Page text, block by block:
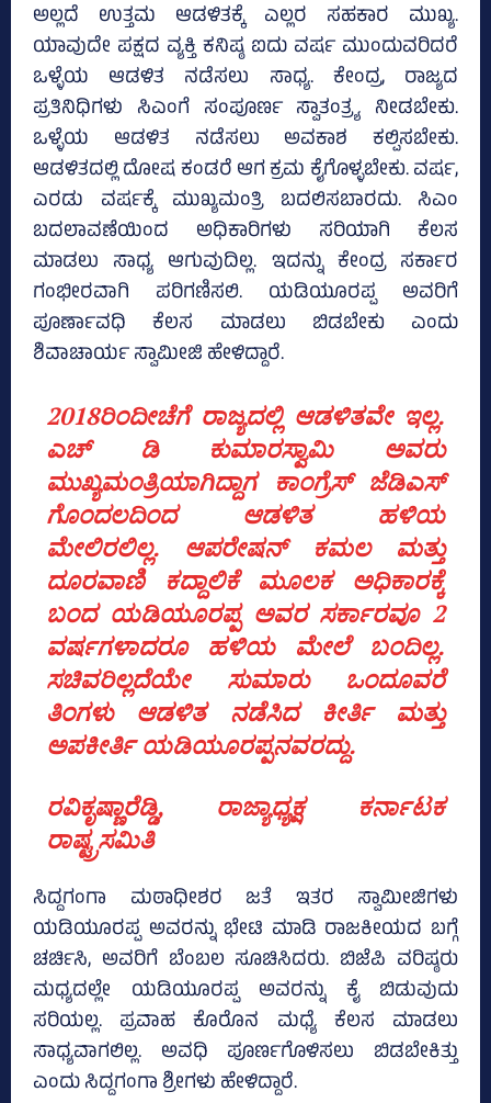
ಅಲ್ಲದೆ ಉತ್ತಮ ಆಡಳಿತಕ್ಕೆ ಎಲ್ಲರ ಸಹಕಾರ ಮುಖ್ಯ.
ಯಾವುದೇ ಪಕ್ಷದ ವ್ಯಕ್ತಿ ಕನಿಷ್ಠ‌ ಐದು ವರ್ಷ ಮುಂದುವರಿದರೆ
ಒಳ್ಳೆಯ ಆಡಳಿತ ನಡೆಸಲು ಸಾಧ್ಯ. ಕೇಂದ್ರ, ರಾಜ್ಯದ
ಪ್ರತಿನಿಧಿಗಳು ಸಿಎಂಗೆ ಸಂಪೂರ್ಣ ಸ್ವಾತಂತ್ರ್ಯ ನೀಡಬೇಕು.
ಒಳ್ಳೆಯ ಆಡಳಿತ ನಡೆಸಲು ಅವಕಾಶ ಕಲ್ಪಿಸಬೇಕು.
ಆಡಳಿತದಲ್ಲಿ ದೋಷ ಕಂಡರೆ ಆಗ ಕ್ರಮ ಕೈಗೊಳ್ಳಬೇಕು. ವರ್ಷ,
ಎರಡು ವರ್ಷಕ್ಕೆ ಮುಖ್ಯಮಂತ್ರಿ ಬದಲಿಸಬಾರದು. ಸಿಎಂ
ಬದಲಾವಣೆಯಿಂದ ಅಧಿಕಾರಿಗಳು ಸರಿಯಾಗಿ ಕೆಲಸ
ಮಾಡಲು ಸಾಧ್ಯ ಆಗುವುದಿಲ್ಲ. ಇದನ್ನು ಕೇಂದ್ರ ಸರ್ಕಾರ
ಗಂಭೀರವಾಗಿ ಪರಿಗಣಿಸಲಿ. ಯಡಿಯೂರಪ್ಪ ಅವರಿಗೆ
ಪೂರ್ಣಾವಧಿ ಕೆಲಸ ಮಾಡಲು ಬಿಡಬೇಕು ಎಂದು
ಶಿವಾಚಾರ್ಯ ಸ್ವಾಮೀಜಿ ಹೇಳಿದ್ದಾರೆ.
2018ರಿಂದೀಚೆಗೆ ರಾಜ್ಯದಲ್ಲಿ ಆಡಳಿತವೇ ಇಲ್ಲ.
ಎಚ್‌ ಡಿ ಕುಮಾರಸ್ವಾಮಿ ಅವರು
ಮುಖ್ಯಮಂತ್ರಿಯಾಗಿದ್ದಾಗ ಕಾಂಗ್ರೆಸ್‌ ಜೆಡಿಎಸ್‌
ಗೊಂದಲದಿಂದ ಆಡಳಿತ ಹಳಿಯ
ಮೇಲಿರಲಿಲ್ಲ. ಆಪರೇಷನ್‌ ಕಮಲ ಮತ್ತು
ದೂರವಾಣಿ ಕದ್ದಾಲಿಕೆ ಮೂಲಕ ಅಧಿಕಾರಕ್ಕೆ
ಬಂದ ಯಡಿಯೂರಪ್ಪ ಅವರ ಸರ್ಕಾರವೂ 2
ವರ್ಷಗಳಾದರೂ ಹಳಿಯ ಮೇಲೆ ಬಂದಿಲ್ಲ.
ಸಚಿವರಿಲ್ಲದೆಯೇ ಸುಮಾರು ಒಂದೂವರೆ
ತಿಂಗಳು ಆಡಳಿತ ನಡೆಸಿದ ಕೀರ್ತಿ ಮತ್ತು
ಅಪಕೀರ್ತಿ ಯಡಿಯೂರಪ್ಪನವರದ್ದು.
ರವಿಕೃಷ್ಣಾರೆಡ್ಡಿ, ರಾಜ್ಯಾಧ್ಯಕ್ಷ ಕರ್ನಾಟಕ
ರಾಷ್ಟ್ರಸಮಿತಿ
ಸಿದ್ದಗಂಗಾ ಮಠಾಧೀಶರ ಜತೆ ಇತರ ಸ್ವಾಮೀಜಿಗಳು
ಯಡಿಯೂರಪ್ಪ ಅವರನ್ನು ಭೇಟಿ ಮಾಡಿ ರಾಜಕೀಯದ ಬಗ್ಗೆ
ಚರ್ಚಿಸಿ, ಅವರಿಗೆ ಬೆಂಬಲ ಸೂಚಿಸಿದರು. ಬಿಜೆಪಿ ವರಿಷ್ಠರು
ಮಧ್ಯದಲ್ಲೇ ಯಡಿಯೂರಪ್ಪ ಅವರನ್ನು ಕೈ ಬಿಡುವುದು
ಸರಿಯಲ್ಲ. ಪ್ರವಾಹ ಕೊರೊನ ಮಧ್ಯೆ ಕೆಲಸ ಮಾಡಲು
ಸಾಧ್ಯವಾಗಲಿಲ್ಲ. ಅವಧಿ ಪೂರ್ಣಗೊಳಿಸಲು ಬಿಡಬೇಕಿತ್ತು
ಎಂದು ಸಿದ್ದಗಂಗಾ ಶ್ರೀಗಳು ಹೇಳಿದ್ದಾರೆ.